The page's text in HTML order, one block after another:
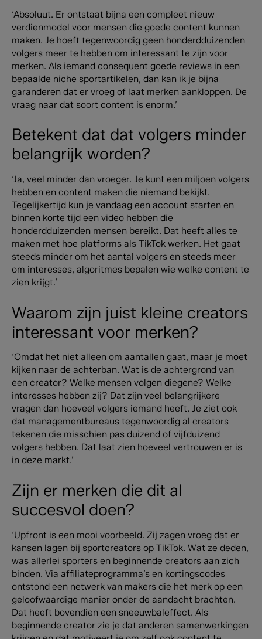
‘Absoluut. Er ontstaat bijna een compleet nieuw
verdienmodel voor mensen die goede content kunnen
maken. Je hoeft tegenwoordig geen honderdduizenden
volgers meer te hebben om interessant te zijn voor
merken. Als iemand consequent goede reviews in een
bepaalde niche sportartikelen, dan kan ik je bijna
garanderen dat er vroeg of laat merken aankloppen. De
vraag naar dat soort content is enorm.’
Betekent dat dat volgers minder
belangrijk worden?
‘Ja, veel minder dan vroeger. Je kunt een miljoen volgers
hebben en content maken die niemand bekijkt.
Tegelijkertijd kun je vandaag een account starten en
binnen korte tijd een video hebben die
honderdduizenden mensen bereikt. Dat heeft alles te
maken met hoe platforms als TikTok werken. Het gaat
steeds minder om het aantal volgers en steeds meer
om interesses, algoritmes bepalen wie welke content te
zien krijgt.’
Waarom zijn juist kleine creators
interessant voor merken?
‘Omdat het niet alleen om aantallen gaat, maar je moet
kijken naar de achterban. Wat is de achtergrond van
een creator? Welke mensen volgen diegene? Welke
interesses hebben zij? Dat zijn veel belangrijkere
vragen dan hoeveel volgers iemand heeft. Je ziet ook
dat managementbureaus tegenwoordig al creators
tekenen die misschien pas duizend of vijfduizend
volgers hebben. Dat laat zien hoeveel vertrouwen er is
in deze markt.’
Zijn er merken die dit al
succesvol doen?
‘Upfront is een mooi voorbeeld. Zij zagen vroeg dat er
kansen lagen bij sportcreators op TikTok. Wat ze deden,
was allerlei sporters en beginnende creators aan zich
binden. Via affiliateprogramma’s en kortingscodes
ontstond een netwerk van makers die het merk op een
geloofwaardige manier onder de aandacht brachten.
Dat heeft bovendien een sneeuwbaleffect. Als
beginnende creator zie je dat anderen samenwerkingen